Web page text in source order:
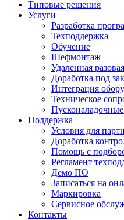
Типовые решения
Услуги
Разработка
Техподдержка
Обучение
Шефмонтаж
Удаленная
Доработка под
Интеграция
Техническое
Поддержка
Условия для
Доработка
Помощь с
Регламент
Демо ПО
Записаться на
Маркировка
Сервисное
Контакты